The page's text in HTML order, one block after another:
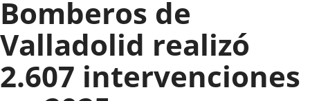
Bomberos de
Valladolid realizó
2.607 intervenciones